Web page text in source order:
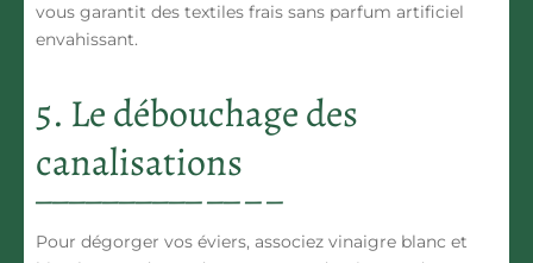
vous garantit des textiles frais sans parfum artificiel
envahissant.
5. Le débouchage des
canalisations
Pour dégorger vos éviers, associez vinaigre blanc et